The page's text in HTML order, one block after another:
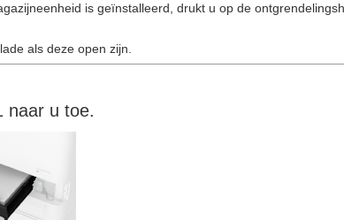
is geïnstalleerd, drukt u op de
als deze open zijn.
naar u toe.